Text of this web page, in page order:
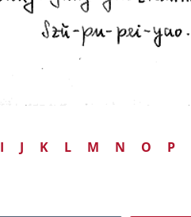
I J K L M N O P